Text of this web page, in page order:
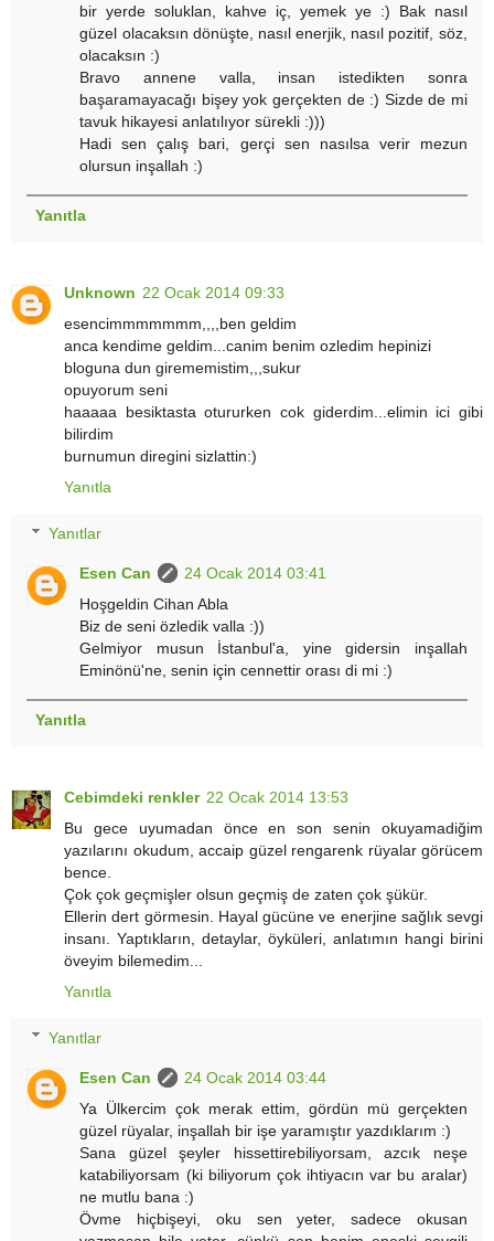
bir yerde soluklan, kahve iç, yemek ye :) Bak nasıl
güzel olacaksın dönüşte, nasıl enerjik, nasıl pozitif, söz,
olacaksın :)
Bravo annene valla, insan istedikten sonra
başaramayacağı bişey yok gerçekten de :) Sizde de mi
tavuk hikayesi anlatılıyor sürekli :)))
Hadi sen çalış bari, gerçi sen nasılsa verir mezun
olursun inşallah :)
Yanıtla
Unknown 22 Ocak 2014 09:33
esencimmmmmmm,,,,ben geldim
anca kendime geldim...canim benim ozledim hepinizi
bloguna dun girememistim,,,sukur
opuyorum seni
haaaaa besiktasta otururken cok giderdim...elimin ici gibi
bilirdim
burnumun diregini sizlattin:)
Yanıtla
Yanıtlar
Esen Can
24 Ocak 2014 03:41
Hoşgeldin Cihan Abla
Biz de seni özledik valla :))
Gelmiyor musun İstanbul'a, yine gidersin inşallah
Eminönü'ne, senin için cennettir orası di mi :)
Yanıtla
Cebimdeki renkler 22 Ocak 2014 13:53
Bu gece uyumadan önce en son senin okuyamadiğim
yazılarını okudum, accaip güzel rengarenk rüyalar görücem
bence.
Çok çok geçmişler olsun geçmiş de zaten çok şükür.
Ellerin dert görmesin. Hayal gücüne ve enerjine sağlık sevgi
insanı. Yaptıkların, detaylar, öyküleri, anlatımın hangi birini
öveyim bilemedim...
Yanıtla
Yanıtlar
Esen Can
24 Ocak 2014 03:44
Ya Ülkercim çok merak ettim, gördün mü gerçekten
güzel rüyalar, inşallah bir işe yaramıştır yazdıklarım :)
Sana güzel şeyler hissettirebiliyorsam, azcık neşe
katabiliyorsam (ki biliyorum çok ihtiyacın var bu aralar)
ne mutlu bana :)
Övme hiçbişeyi, oku sen yeter, sadece okusan